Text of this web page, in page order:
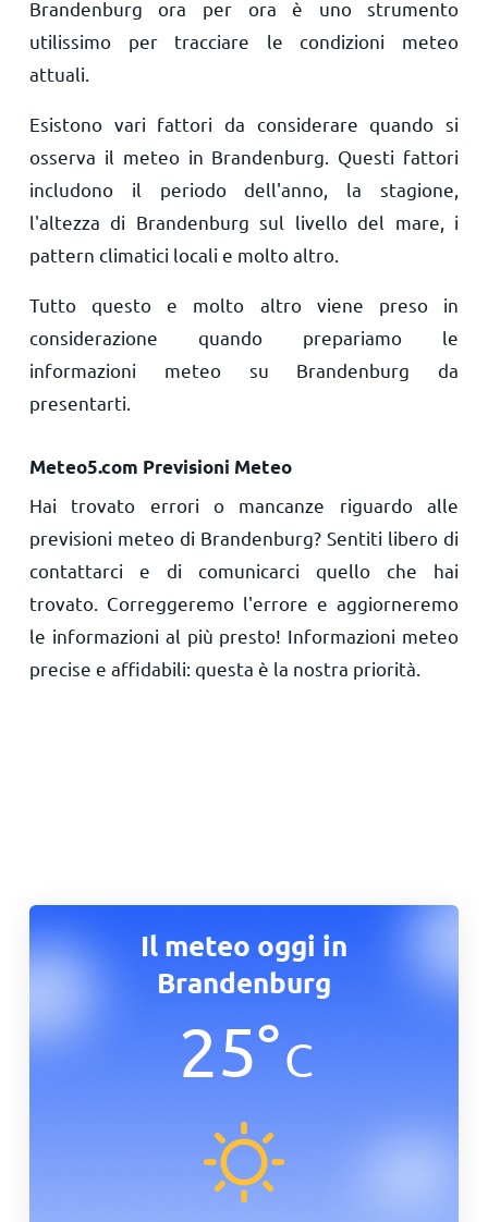
Brandenburg ora per ora è uno strumento
utilissimo per tracciare le condizioni meteo
attuali.
Esistono vari fattori da considerare quando si
osserva il meteo in Brandenburg. Questi fattori
includono il periodo dell'anno, la stagione,
l'altezza di Brandenburg sul livello del mare, i
pattern climatici locali e molto altro.
Tutto questo e molto altro viene preso in
considerazione quando prepariamo le
informazioni meteo su Brandenburg da
presentarti.
Meteo5.com Previsioni Meteo
Hai trovato errori o mancanze riguardo alle
previsioni meteo di Brandenburg? Sentiti libero di
contattarci e di comunicarci quello che hai
trovato. Correggeremo l'errore e aggiorneremo
le informazioni al più presto! Informazioni meteo
precise e affidabili: questa è la nostra priorità.
Il meteo oggi in
Brandenburg
25°C